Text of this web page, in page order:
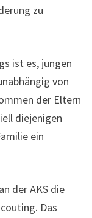
zu
ist es, jungen
von
der Eltern
diejenigen
ein
der AKS die
Das